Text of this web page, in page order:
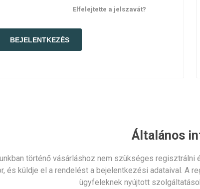
Elfelejtette a jelszavát?
Általános
történő vásárláshoz nem szükséges
és küldje el a rendelést a bejelentkezési adataival.
ügyfeleknek nyújtott